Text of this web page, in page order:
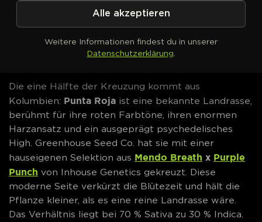
Fruchtaroma, hohem THC-Gehalt und ungewöhnlich
Cloud Walker Samen jetzt bei
Die eine Hälfte der Kreuzung kommt aus
Kolumbien: Punta Roja ist eine bekannte Landrasse,
berühmt für ihre roten Farbtöne, ihren enormen
Harzansatz und ein ausgeprägt psychedelisches
High. Greenhouse Seed Co. hat sie mit einer
hauseigenen Selektion aus Mendo Breath x Purple
Punch von Inhouse Genetics gekreuzt. Diese
moderne Seite verkürzt die Blütezeit und hält die
Pflanze kleiner, als es eine reine Landrasse wäre.
Das Verhältnis liegt bei 70 % Sativa zu 30 % Indica.
Alle akzeptieren
Weitere Informationen findest du in unserer
Datenschutzerklärung